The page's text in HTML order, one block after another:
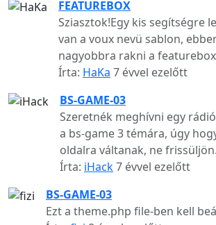
FEATUREBOX
Sziasztok!Egy kis segítségre
van a voux nevü sablon,
nagyobbra rakni a
Írta: HaKa 7 évvel ezelőtt
BS-GAME-03
Szeretnék meghívni egy
a bs-game 3 témára, úgy
oldalra váltanak, ne
Írta: iHack7 évvel ezelőtt
BS-GAME-03
Ezt a theme.php file-ben kell